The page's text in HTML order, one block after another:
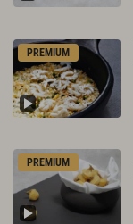
PREMIUM
PREMIUM